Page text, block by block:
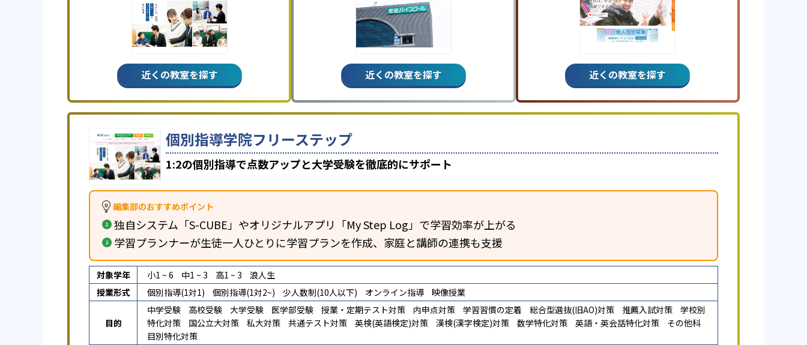
近くの教室を探す 近くの教室を探す 近くの教室を探す
個別指導学院フリーステップ
1:2の個別指導で点数アップと大学受験を徹底的にサポート
編集部のおすすめポイント
独自システム「S-CUBE」やオリジナルアプリ「My Step Log」で学習効率が上がる
学習プランナーが生徒一人ひとりに学習プランを作成、家庭と講師の連携も支援
対象学年 小1 ~ 6 中1 ~ 3 高1 ~ 3
浪人生
授業形式
個別指導(1対1) 個別指導(1対2~) 少人数制(10人以下) オンライン指導 映像授業
目的
中学受験 高校受験 大学受験 医学部受験 授業・定期テスト対策 内申点対策 学習習慣の定着 総合型選抜(旧AO)対策 推薦入試対策
学校別
特化対策
国公立大対策 私大対策 共通テスト対策 英検(英語検定)対策 漢検(漢字検定)対策 数学特化対策 英語・英会話特化対策
その他科
目別特化対策